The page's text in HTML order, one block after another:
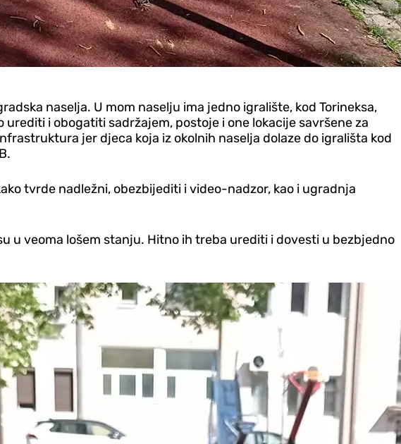
naselja. U mom naselju ima jedno igralište, kod Torineksa,
i obogatiti sadržajem, postoje i one lokacije savršene za
jer djeca koja iz okolnih naselja dolaze do igrališta kod
tvrde nadležni, obezbijediti i video-nadzor, kao i ugradnja
u veoma lošem stanju. Hitno ih treba urediti i dovesti u bezbjedno